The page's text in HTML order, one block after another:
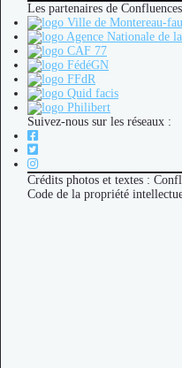
Les partenaires de
Suivez-nous sur les réseaux :
Crédits photos et textes :
Code de la propriété